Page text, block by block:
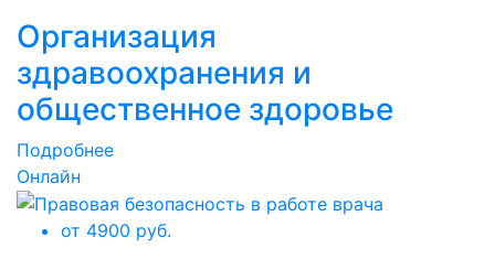
Организация
здравоохранения и
общественное здоровье
Подробнее
Онлайн
от 4900 руб.